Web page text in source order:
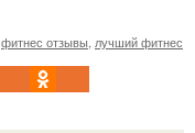
фитнес отзывы, лучший фитнес